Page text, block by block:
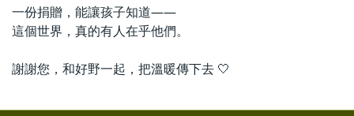
一份捐贈，能讓孩子知道——
這個世界，真的有人在乎他們。
謝謝您，和好野一起，把溫暖傳下去 🤍